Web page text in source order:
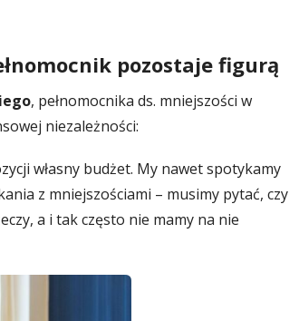
pozostaje figurą
, pełnomocnika ds. mniejszości w
niezależności:
własny budżet. My nawet spotykamy
z mniejszościami – musimy pytać, czy
a i tak często nie mamy na nie